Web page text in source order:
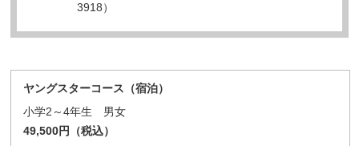
3918）
ヤングスターコース（宿泊）
小学2～4年生 男女
49,500円（税込）